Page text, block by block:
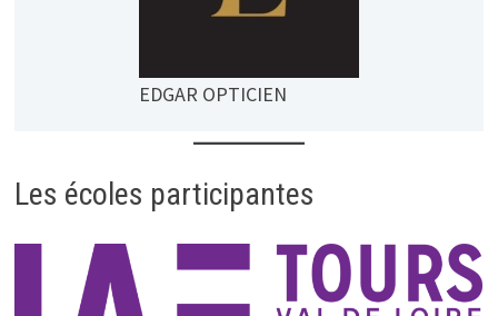
EDGAR OPTICIEN
Les écoles participantes